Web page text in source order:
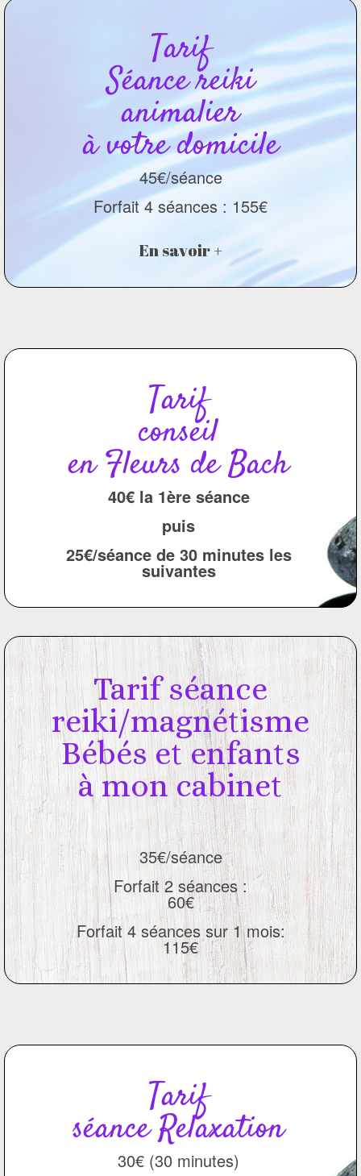
Tarif
Séance reiki
animalier
à votre domicile
45€/séance
Forfait 4 séances : 155€
En savoir +
Tarif
conseil
en Fleurs de Bach
40€ la 1ère séance
puis
25€/séance de 30 minutes les
suivantes
Tarif séance
reiki/magnétisme
Bébés et enfants
à mon cabinet
35€/séance
Forfait 2 séances :
60€
Forfait 4 séances sur 1 mois:
115€
Tarif
séance Relaxation
30€ (30 minutes)